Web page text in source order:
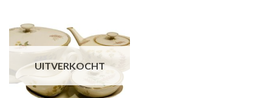
UITVERKOCHT